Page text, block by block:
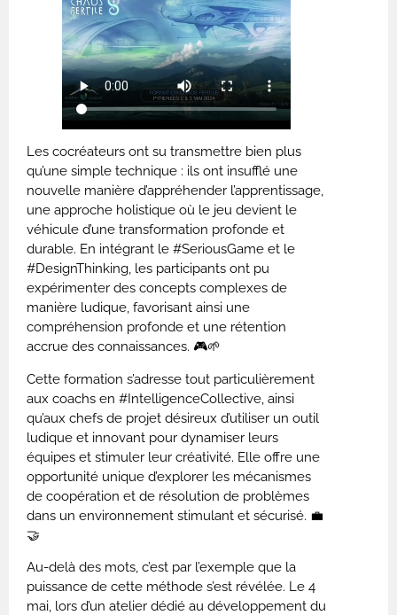
Les cocréateurs ont su transmettre bien plus
qu’une simple technique : ils ont insufflé une
nouvelle manière d’appréhender l’apprentissage,
une approche holistique où le jeu devient le
véhicule d’une transformation profonde et
durable. En intégrant le #SeriousGame et le
#DesignThinking, les participants ont pu
expérimenter des concepts complexes de
manière ludique, favorisant ainsi une
compréhension profonde et une rétention
accrue des connaissances. 🎮🌱
Cette formation s’adresse tout particulièrement
aux coachs en #IntelligenceCollective, ainsi
qu’aux chefs de projet désireux d’utiliser un outil
ludique et innovant pour dynamiser leurs
équipes et stimuler leur créativité. Elle offre une
opportunité unique d’explorer les mécanismes
de coopération et de résolution de problèmes
dans un environnement stimulant et sécurisé. 💼
🤝
Au-delà des mots, c’est par l’exemple que la
puissance de cette méthode s’est révélée. Le 4
mai, lors d’un atelier dédié au développement du